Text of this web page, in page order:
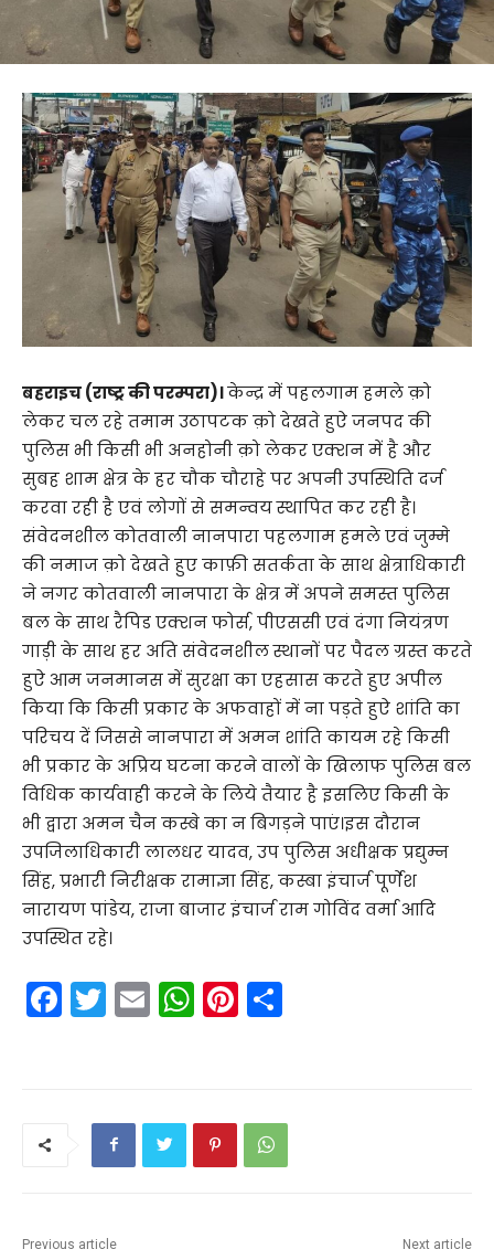
बहराइच (राष्ट्र की परम्परा)।केन्द्र में पहलगाम हमले क़ो
लेकर चल रहे तमाम उठापटक क़ो देखते हुऐ जनपद की
पुलिस भी किसी भी अनहोनी क़ो लेकर एक्शन में है और
सुबह शाम क्षेत्र के हर चौक चौराहे पर अपनी उपस्थिति दर्ज
करवा रही है एवं लोगों से समन्वय स्थापित कर रही है।
संवेदनशील कोतवाली नानपारा पहलगाम हमले एवं जुम्मे
की नमाज क़ो देखते हुए काफ़ी सतर्कता के साथ क्षेत्राधिकारी
ने नगर कोतवाली नानपारा के क्षेत्र में अपने समस्त पुलिस
बल के साथ रैपिड एक्शन फोर्स, पीएससी एवं दंगा नियंत्रण
गाड़ी के साथ हर अति संवेदनशील स्थानों पर पैदल ग्रस्त करते
हुऐ आम जनमानस में सुरक्षा का एहसास करते हुए अपील
किया कि किसी प्रकार के अफवाहों में ना पड़ते हुऐ शांति का
परिचय दें जिससे नानपारा में अमन शांति कायम रहे किसी
भी प्रकार के अप्रिय घटना करने वालों के खिलाफ पुलिस बल
विधिक कार्यवाही करने के लिये तैयार है इसलिए किसी के
भी द्वारा अमन चैन कस्बे का न बिगड़ने पाएं।इस दौरान
उपजिलाधिकारी लालधर यादव, उप पुलिस अधीक्षक प्रद्युम्न
सिंह, प्रभारी निरीक्षक रामाज्ञा सिंह, कस्बा इंचार्ज पूर्णेश
नारायण पांडेय, राजा बाजार इंचार्ज राम गोविंद वर्मा आदि
उपस्थित रहे।
F
a
T
w
E
m
W
h
A
p
Pi
nt
st
Previous article Next article